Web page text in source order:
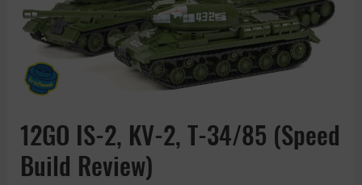
Ausf.
G
12GO IS-2, KV-2, T-34/85 (Speed
Build Review)